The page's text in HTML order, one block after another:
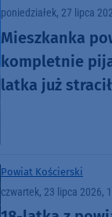
poniedziałek, 27 lipca
Mieszkanka
kompletnie
latka już
Powiat Kościerski
czwartek, 23 lipca 2026,